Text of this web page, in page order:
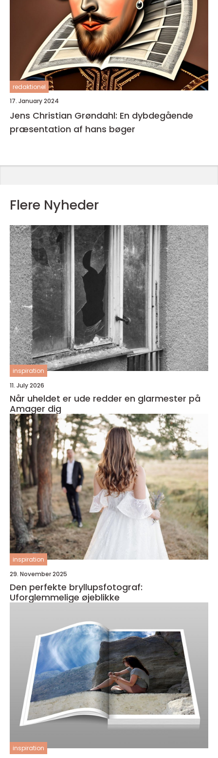
redaktionel
17. January 2024
Jens Christian Grøndahl: En dybdegående
præsentation af hans bøger
Flere Nyheder
inspiration
11. July 2026
Når uheldet er ude redder en glarmester på
Amager dig
inspiration
29. November 2025
Den perfekte bryllupsfotograf:
Uforglemmelige øjeblikke
inspiration